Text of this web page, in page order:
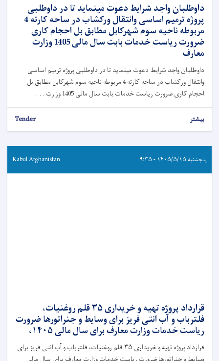
داوطلبان واجد شرایط دعوت مینماید تا در داوطلبی
پروژه ترمیم اساسی وانتقال ورکشاب در ساحه کارته 4
مربوطه ناحیه سوم شهرکابل مطابق بل احجام کاری
ضرورت ریاست خدمات بابت سال مالی 1405 وزارت
معارف
داوطلبان واجد شرایط دعوت مینماید تا در داوطلبی پروژه ترمیم اساسی
وانتقال ورکشاب در ساحه کارته 4 مربوطه ناحیه سوم شهرکابل مطابق بل
احجام کاری ضرورت ریاست خدمات بابت سال مالی 1405 وزارت . . .
بیشتر Tender
پنجشنبه ۱۴۰۵/۵/۱۵ - ۹:۳۵ Kabul Afghanistan
قرارداد پروژه تهیه و خریداری ۳۵ قلم روغنیات،
فلترباب و آب انتی فریز برای وسایط و جنراتورها ضرورت
ریاست خدمات وزارت معارف برای سال مالی ۱۴۰۵،
قرارداد پروژه تهیه و خریداری ۳۵ قلم روغنیات، فلترباب و آب انتی فریز برای